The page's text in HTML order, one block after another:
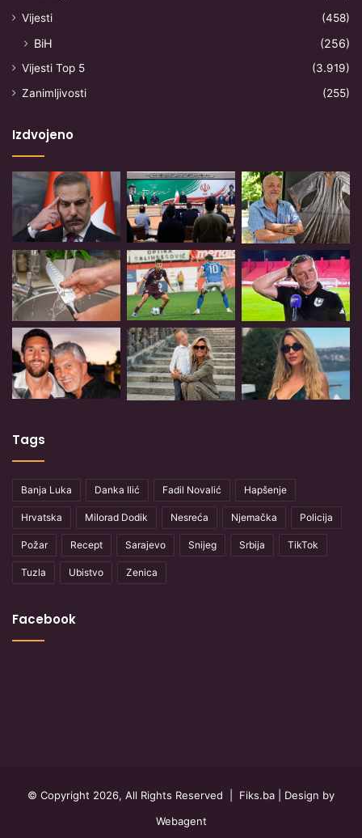
Vijesti
(458)
BiH (256)
Vijesti Top 5
(3.919)
Zanimljivosti
(255)
Izdvojeno
Tags
Banja Luka Danka Ilić Fadil Novalić Hapšenje
Hrvatska Milorad Dodik Nesreća Njemačka Policija
Požar Recept Sarajevo Snijeg Srbija TikTok
Tuzla Ubistvo Zenica
Facebook
© Copyright 2026, All Rights Reserved | Fiks.ba | Design by
Webagent